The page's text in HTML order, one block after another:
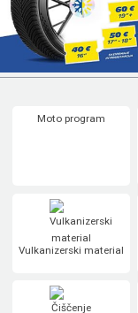
Moto program
Vulkanizerski material